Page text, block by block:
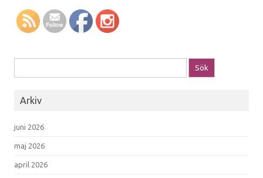
Arkiv
juni 2026
maj 2026
april 2026